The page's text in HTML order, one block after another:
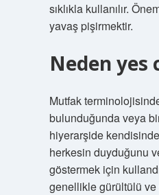
sıklıkla kullanılır.
yavaş pişirmektir.
Neden yes
Mutfak
bulunduğunda veya
hiyerarşide
herkesin duyduğunu
göstermek için
genellikle gürültülü